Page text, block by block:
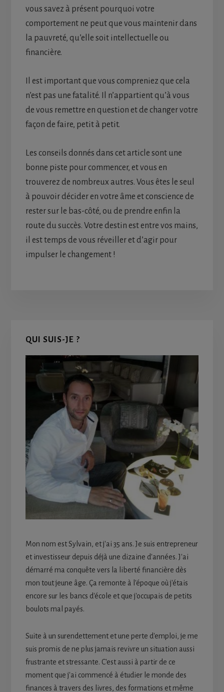
vous savez à présent pourquoi votre
comportement ne peut que vous maintenir dans
la pauvreté, qu’elle soit intellectuelle ou
financière.
Il est important que vous compreniez que cela
n’est pas une fatalité. Il n’appartient qu’à vous
de vous remettre en question et de changer votre
façon de faire, petit à petit.
Les conseils donnés dans cet article sont une
bonne piste pour commencer, et vous en
trouverez de nombreux autres. Vous êtes le seul
à pouvoir décider en votre âme et conscience de
rester sur le bas-côté, ou de prendre enfin la
route du succès. Votre destin est entre vos mains,
il est temps de vous réveiller et d’agir pour
impulser le changement !
Primary
Sidebar
QUI SUIS-JE ?
Mon nom est Sylvain, et j'ai 35 ans. Je suis entrepreneur
et investisseur depuis déjà une dizaine d'années. J'ai
démarré ma conquête vers la liberté financière dès
mon tout jeune âge. Ça remonte à l'époque où j'étais
encore sur les bancs d'école et que j'occupais de petits
boulots mal payés.
Suite à un surendettement et une perte d'emploi, je me
suis promis de ne plus jamais revivre un situation aussi
frustrante et stressante. C'est aussi à partir de ce
moment que j'ai commencé à étudier le monde des
finances à travers des livres, des formations et même